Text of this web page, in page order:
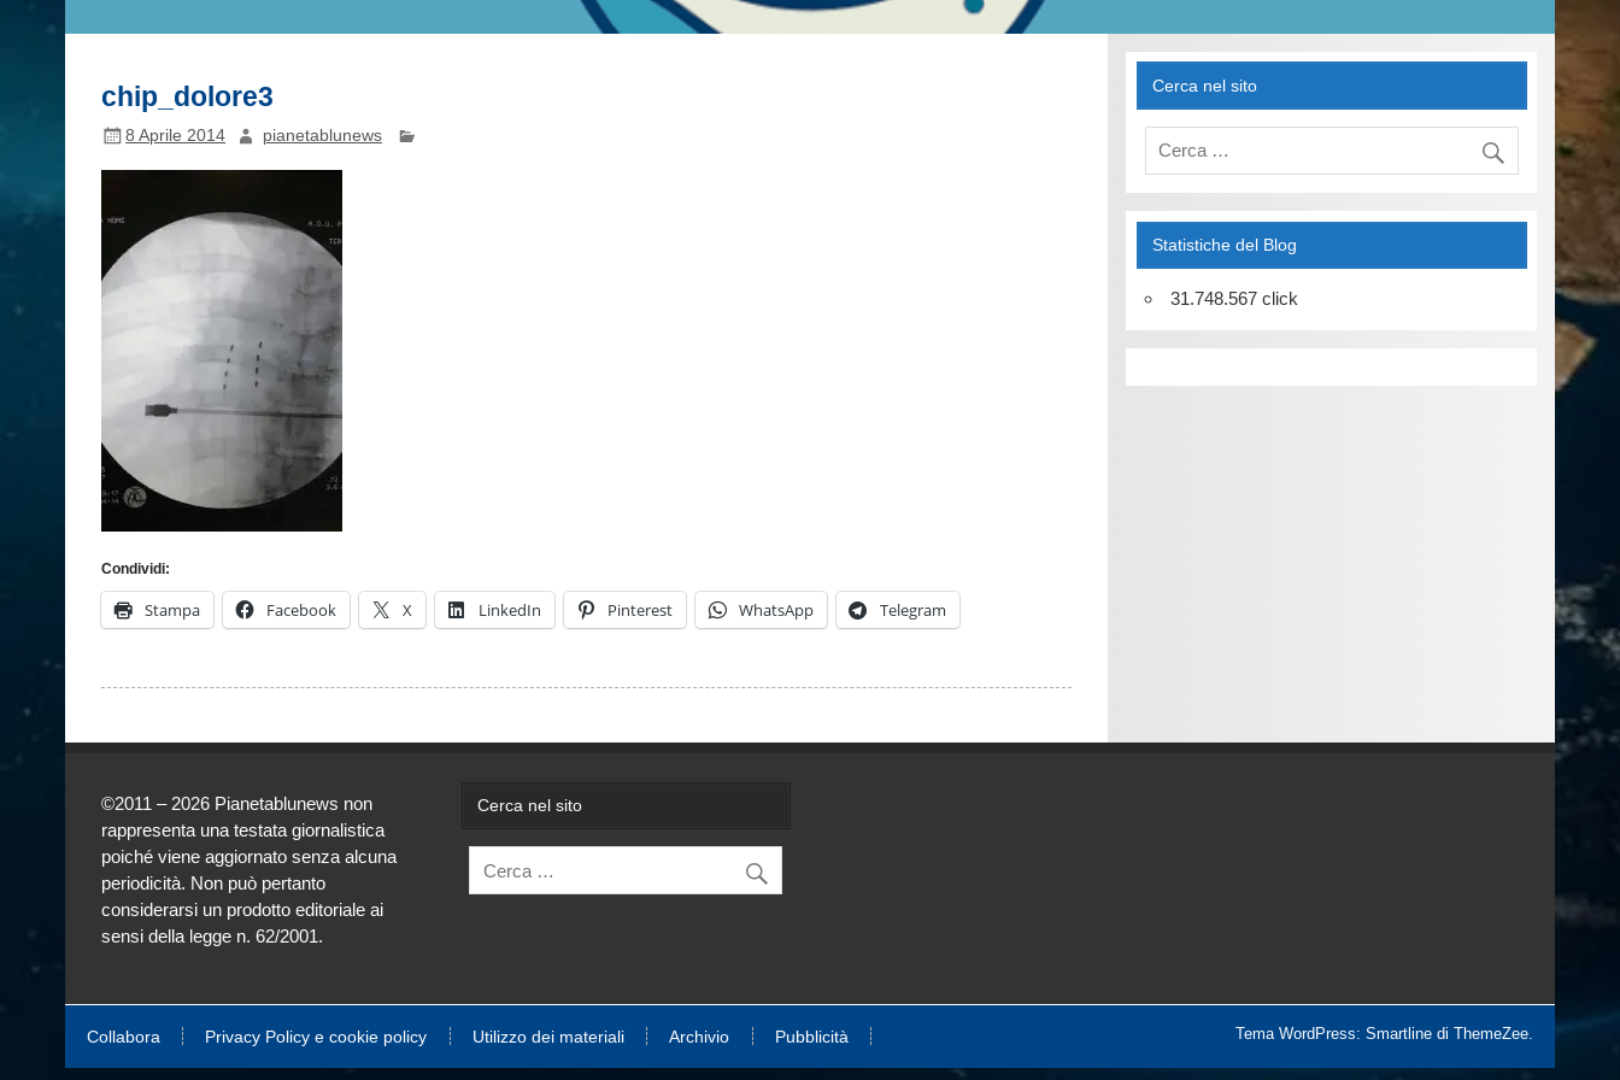
chip_dolore3
8 Aprile 2014 pianetablunews
Condividi:
Stampa Facebook X LinkedIn Pinterest WhatsApp Telegram
Cerca nel sito
Statistiche del Blog
31.748.567 click
©2011 – 2026 Pianetablunews non
rappresenta una testata giornalistica
poiché viene aggiornato senza alcuna
periodicità. Non può pertanto
considerarsi un prodotto editoriale ai
sensi della legge n. 62/2001.
Cerca nel sito
Collabora Privacy Policy e cookie policy Utilizzo dei materiali Archivio Pubblicità Tema WordPress: Smartline di ThemeZee.